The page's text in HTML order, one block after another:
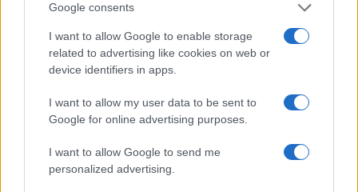
Google consents
I want to allow Google to enable storage
related to advertising like cookies on web or
device identifiers in apps.
I want to allow my user data to be sent to
Google for online advertising purposes.
I want to allow Google to send me
personalized advertising.
Túlfogyasztás napja - július 30-ra
felhasználta az emberiség a Föld egész
évre elegendő erőforrásait
HÍRLEVÉL